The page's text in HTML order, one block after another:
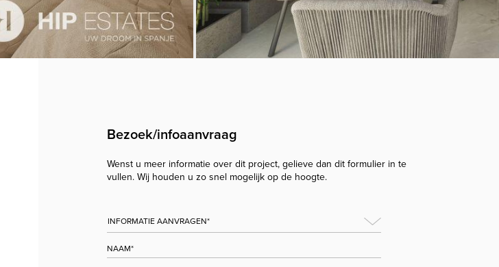
Bezoek/infoaanvraag
Wenst u meer informatie over dit project, gelieve dan dit formulier in te
vullen. Wij houden u zo snel mogelijk op de hoogte.